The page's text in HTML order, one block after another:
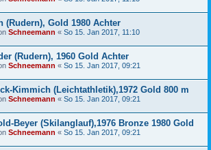
(Rudern), Gold 1980 Achter
Schneemann « So 15. Jan 2017, 11:10
(Rudern), 1960 Gold Achter
Schneemann « So 15. Jan 2017, 09:21
Kimmich (Leichtathletik),1972 Gold 800 m
Schneemann « So 15. Jan 2017, 09:21
Beyer (Skilanglauf),1976 Bronze 1980 Gold
Schneemann « So 15. Jan 2017, 09:21